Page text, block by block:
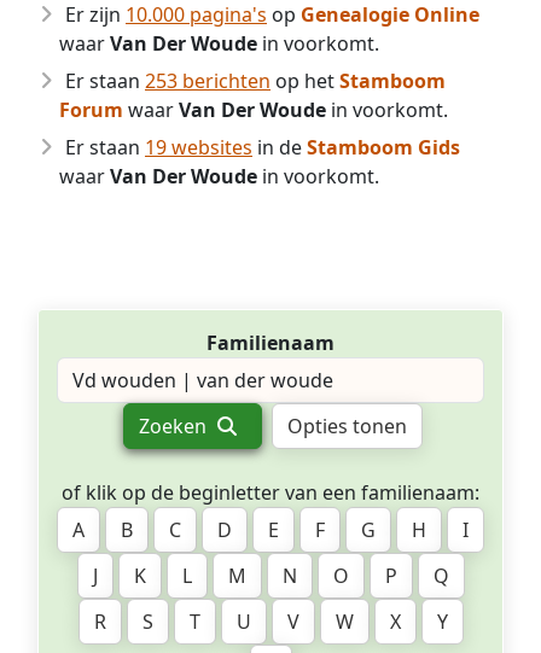
Er zijn 10.000 pagina's op Genealogie Online
waarVan Der Woude in voorkomt.
Er staan 253 berichten op hetStamboom
Forum waarVan Der Woude in voorkomt.
Er staan 19 websites in deStamboom Gids
waarVan Der Woude in voorkomt.
Familienaam
Zoeken Opties tonen
of klik op de beginletter van een familienaam:
A
B C D E F G H
I
J
K L M N O P
Q
R
S T U V W X
Y